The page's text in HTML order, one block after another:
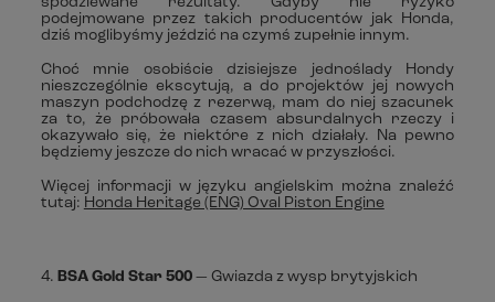
podejmowane przez takich producentów jak Honda,
dziś moglibyśmy jeździć na czymś zupełnie innym.
Choć mnie osobiście dzisiejsze jednoślady Hondy
nieszczególnie ekscytują, a do projektów jej nowych
maszyn podchodzę z rezerwą, mam do niej szacunek
za to, że próbowała czasem absurdalnych rzeczy i
okazywało się, że niektóre z nich działały. Na pewno
będziemy jeszcze do nich wracać w przyszłości.
Więcej informacji w języku angielskim można znaleźć
tutaj: Honda Heritage (ENG) Oval Piston Engine
4. BSA Gold Star 500— Gwiazda z wysp brytyjskich